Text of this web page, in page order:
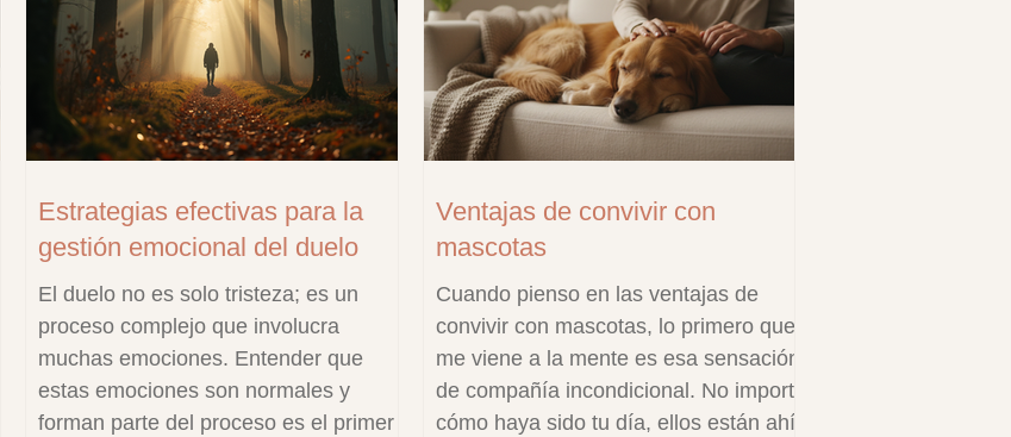
Estrategias efectivas para la
gestión emocional del duelo
El duelo no es solo tristeza; es un
proceso complejo que involucra
muchas emociones. Entender que
estas emociones son normales y
forman parte del proceso es el primer
Ventajas de convivir con
mascotas
Cuando pienso en las ventajas de
convivir con mascotas, lo primero que
me viene a la mente es esa sensación
de compañía incondicional. No importa
cómo haya sido tu día, ellos están ahí,